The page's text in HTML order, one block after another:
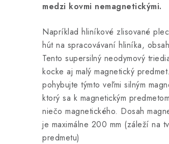
medzi kovmi nemagnetickými.
Napríklad hliníkové zlisované
hút na spracovávaní hliníka,
Tento supersilný neodymový
kocke aj malý magnetický
pohybujte týmto veľmi silným
ktorý sa k magnetickým
niečo magnetického. Dosah
je maximálne 200 mm (záleží na
predmetu)